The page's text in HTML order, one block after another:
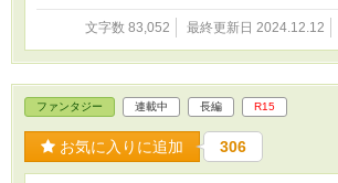
文字数 83,052 最終更新日 2024.12.12
ファンタジー 連載中 長編 R15
お気に入りに追加 306